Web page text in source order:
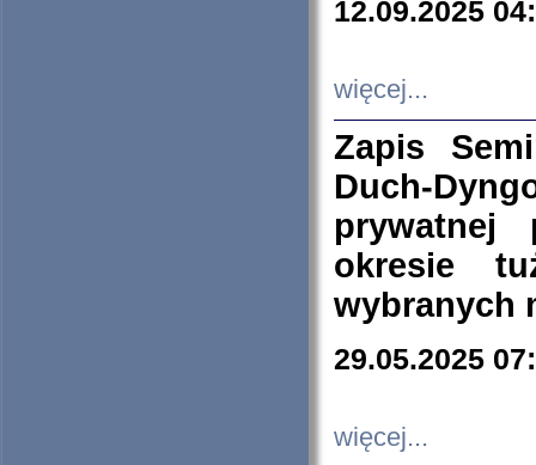
12.09.2025
więcej...
Zapis
Duch-
prywatnej
okresie
wybranych
29.05.2025
więcej...